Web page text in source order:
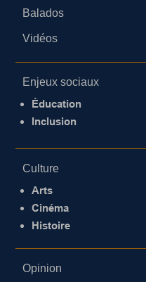
Balados
Vidéos
Enjeux sociaux
Éducation
Inclusion
Culture
Arts
Cinéma
Histoire
Opinion